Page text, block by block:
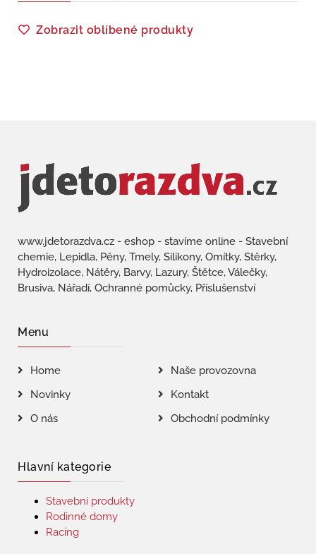
Zobrazit oblíbené produkty
www.jdetorazdva.cz - eshop - stavíme online - Stavební
chemie, Lepidla, Pěny, Tmely, Silikony, Omítky, Stěrky,
Hydroizolace, Nátěry, Barvy, Lazury, Štětce, Válečky,
Brusiva, Nářadí, Ochranné pomůcky, Příslušenství
Menu
Home
Naše provozovna
Novinky
Kontakt
O nás
Obchodní podmínky
Hlavní kategorie
Stavební produkty
Rodinné domy
Racing